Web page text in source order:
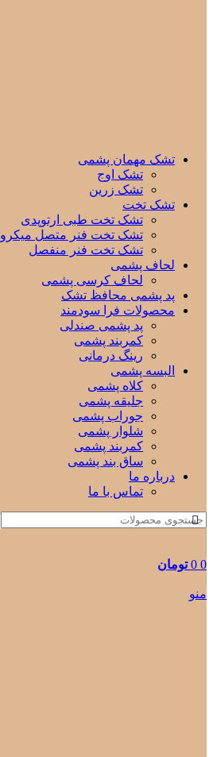
تشک مهمان پشمی
تشک اوج
تشک زرین
تشک تخت
تشک تخت طبی ارتوپدی
تشک تخت فنر متصل میکرو
تشک تخت فنر منفصل
لحاف پشمی
لحاف کرسی پشمی
پد پشمی محافظ تشک
محصولات فرا سودمند
پد پشمی صندلی
کمربند پشمی
رینگ درمانی
البسه پشمی
کلاه پشمی
جلیقه پشمی
جوراب پشمی
شلوار پشمی
کمربند پشمی
ساق بند پشمی
درباره ما
تماس با ما
0
0 تومان
منو